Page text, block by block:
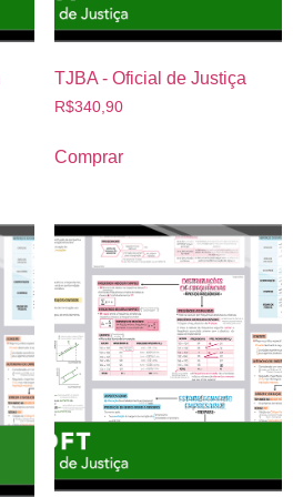
TJBA - Oficial de Justiça
R$340,90
Comprar